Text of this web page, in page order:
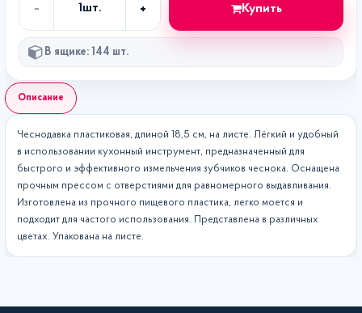
Описание
Чеснодавка пластиковая, длиной 18,5 см, на листе. Лёгкий и удобный
в использовании кухонный инструмент, предназначенный для
быстрого и эффективного измельчения зубчиков чеснока. Оснащена
прочным прессом с отверстиями для равномерного выдавливания.
Изготовлена из прочного пищевого пластика, легко моется и
подходит для частого использования. Представлена в различных
цветах. Упакована на листе.
-
во
1шт. + Купить
В ящике: 144 шт.